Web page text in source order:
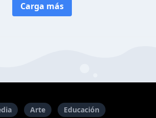
Carga más
Arte
Educación